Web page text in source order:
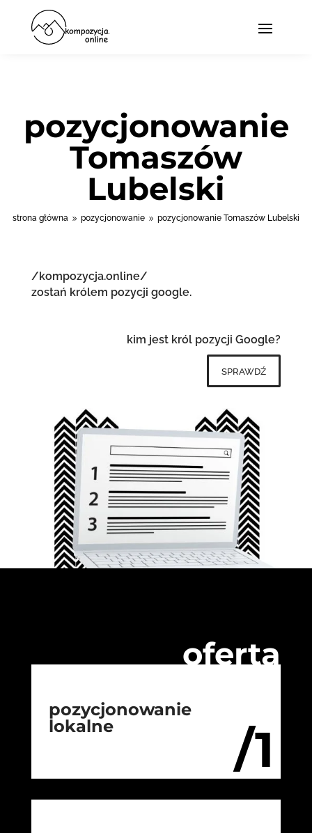
pozycjonowanie
Tomaszów
Lubelski
strona główna 9 pozycjonowanie 9 pozycjonowanie Tomaszów Lubelski
/kompozycja.online/
zostań królem pozycji google.
kim jest król pozycji Google?
sprawdź
oferta
/1
pozycjonowanie
lokalne